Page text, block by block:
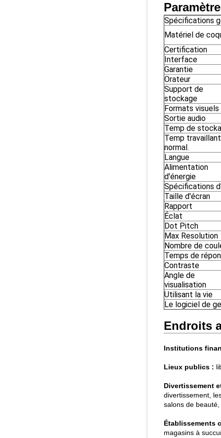
Spécifications
Matériel de
Certification
Interface
Garantie
Orateur
Support de
stockage
Formats visuels
Sortie audio
Temp de
Temp travaillant
normal.
Langue
Alimentation
d'énergie
Spécifications
Taille d'écran
Rapport
Éclat
Dot Pitch
Max Resolution
Nombre de
Temps de
Contraste
Angle de
visualisation
Utilisant la vie
Le logiciel de
Endroits
Institutions
Lieux publics :
Divertissement
divertissement,
salons de
Établissements
magasins à